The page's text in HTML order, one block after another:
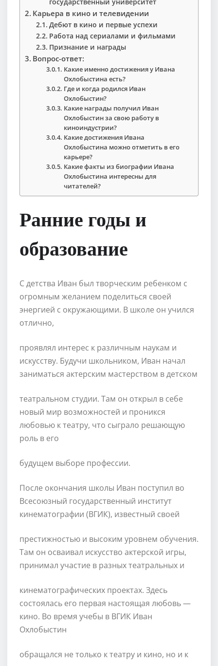
Карьера в кино и телевидении
Дебют в кино и первые успехи
Работа над сериалами и фильмами
Признание и награды
Вопрос-ответ:
Какие именно достижения у Ивана
Охлобыстина есть?
Где и когда родился Иван
Охлобыстин?
Какие награды получил Иван
Охлобыстин за свою работу в
киноиндустрии?
Какие достижения Ивана
Охлобыстина можно отметить в его
карьере?
Какие факты из биографии Ивана
Охлобыстина интересны для
читателей?
Ранние годы и
образование
С детства Иван был творческим ребенком с
огромным желанием поделиться своей
энергией с окружающими. В школе он учился
отлично,
проявлял интерес к различным наукам и
искусству. Будучи школьником, Иван начал
заниматься актерским мастерством в детском
театральном студии. Там он открыл в себе
новый мир возможностей и проникся
любовью к театру, что сыграло решающую
роль в его
будущем выборе профессии.
После окончания школы Иван поступил во
Всесоюзный государственный институт
кинематографии (ВГИК), известный своей
престижностью и высоким уровнем обучения.
Там он осваивал искусство актерской игры,
принимал участие в разных театральных и
кинематографических проектах. Здесь
состоялась его первая настоящая любовь —
кино. Во время учебы в ВГИК Иван
Охлобыстин
обращался не только к театру и кино, но и к